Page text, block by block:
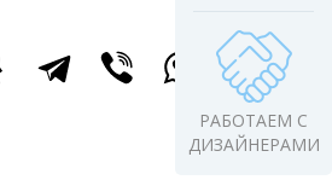
РАБОТАЕМ С
ДИЗАЙНЕРАМИ